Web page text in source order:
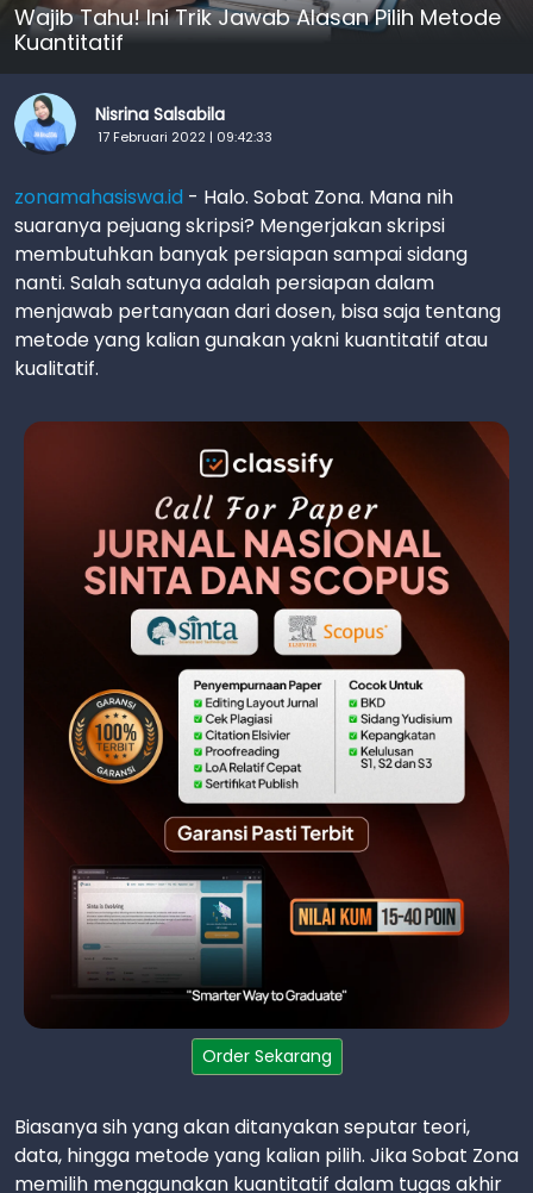
Wajib Tahu! Ini Trik Jawab Alasan Pilih Metode
Kuantitatif
Nisrina Salsabila
17 Februari 2022 | 09:42:33
zonamahasiswa.id - Halo. Sobat Zona. Mana nih
suaranya pejuang skripsi? Mengerjakan skripsi
membutuhkan banyak persiapan sampai sidang
nanti. Salah satunya adalah persiapan dalam
menjawab pertanyaan dari dosen, bisa saja tentang
metode yang kalian gunakan yakni kuantitatif atau
kualitatif.
Order Sekarang
Biasanya sih yang akan ditanyakan seputar teori,
data, hingga metode yang kalian pilih. Jika Sobat Zona
memilih menggunakan kuantitatif dalam tugas akhir